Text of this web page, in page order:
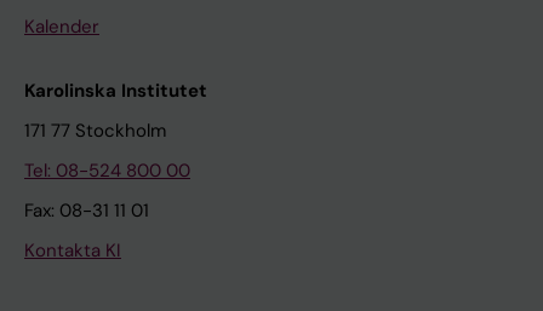
Kalender
Karolinska Institutet
171 77 Stockholm
Tel: 08-524 800 00
Fax: 08-31 11 01
Kontakta KI